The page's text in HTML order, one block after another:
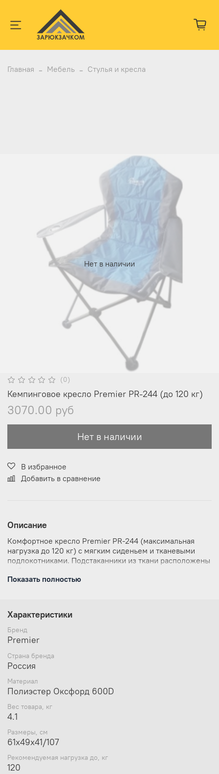
Главная Мебель Стулья и кресла
Нет в наличии
(0)
Кемпинговое кресло Premier PR-244 (до 120 кг)
3070.00 руб
Нет в наличии
В избранное
Добавить в сравнение
Описание
Комфортное кресло Premier PR-244 (максимальная
нагрузка до 120 кг) с мягким сиденьем и тканевыми
подлокотниками. Подстаканники из ткани расположены
Показать полностью
Характеристики
Бренд
Premier
Страна бренда
Россия
Материал
Полиэстер Оксфорд 600D
Вес товара, кг
4.1
Размеры, см
61х49х41/107
Рекомендуемая нагрузка до, кг
120